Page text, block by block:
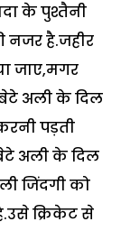
के पुश्तैनी
नजर है.जहीर
जाए,मगर
अली के दिल
पड़ती
अली के दिल
जिंदगी को
क्रिकेट से